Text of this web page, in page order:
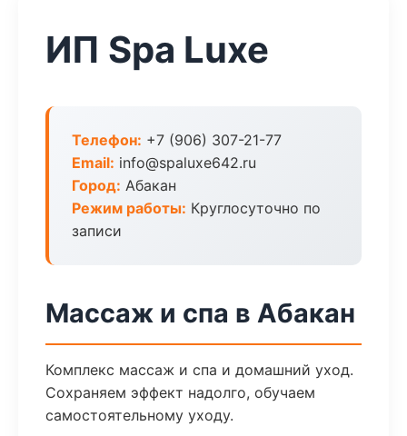
ИП Spa Luxe
Телефон: +7 (906) 307-21-77
Email: info@spaluxe642.ru
Город: Абакан
Режим работы: Круглосуточно по
записи
Массаж и спа в Абакан
Комплекс массаж и спа и домашний уход.
Сохраняем эффект надолго, обучаем
самостоятельному уходу.